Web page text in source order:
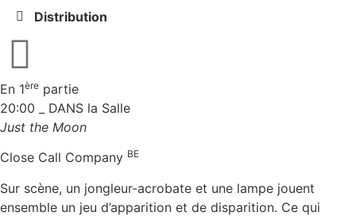
Distribution
En 1ère partie
20:00 _ DANS la Salle
Just the Moon
Close Call Company BE
Sur scène, un jongleur-acrobate et une lampe jouent
ensemble un jeu d’apparition et de disparition. Ce qui